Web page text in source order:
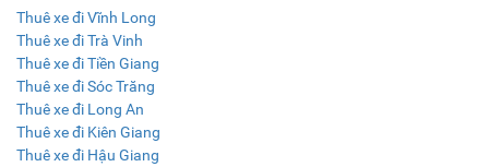
Thuê xe đi Vĩnh Long
Thuê xe đi Trà Vinh
Thuê xe đi Tiền Giang
Thuê xe đi Sóc Trăng
Thuê xe đi Long An
Thuê xe đi Kiên Giang
Thuê xe đi Hậu Giang